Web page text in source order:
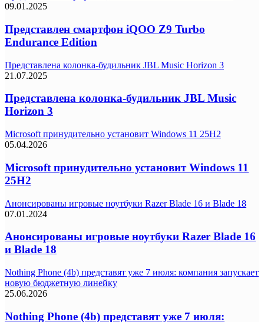
09.01.2025
Представлен смартфон iQOO Z9 Turbo
Endurance Edition
Представлена колонка-будильник JBL Music Horizon 3
21.07.2025
Представлена колонка-будильник JBL Music
Horizon 3
Microsoft принудительно установит Windows 11 25H2
05.04.2026
Microsoft принудительно установит Windows 11
25H2
Анонсированы игровые ноутбуки Razer Blade 16 и Blade 18
07.01.2024
Анонсированы игровые ноутбуки Razer Blade 16
и Blade 18
Nothing Phone (4b) представят уже 7 июля: компания запускает
новую бюджетную линейку
25.06.2026
Nothing Phone (4b) представят уже 7 июля: